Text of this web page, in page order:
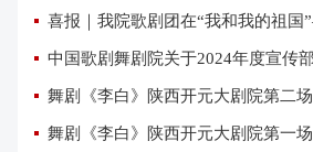
舞剧《李白》陕西开元大剧院第二场
舞剧《李白》陕西开元大剧院第一场